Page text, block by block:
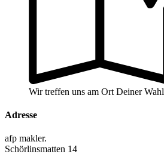
Wir treffen uns am Ort Deiner Wahl
Adresse
afp makler.
Schörlinsmatten 14